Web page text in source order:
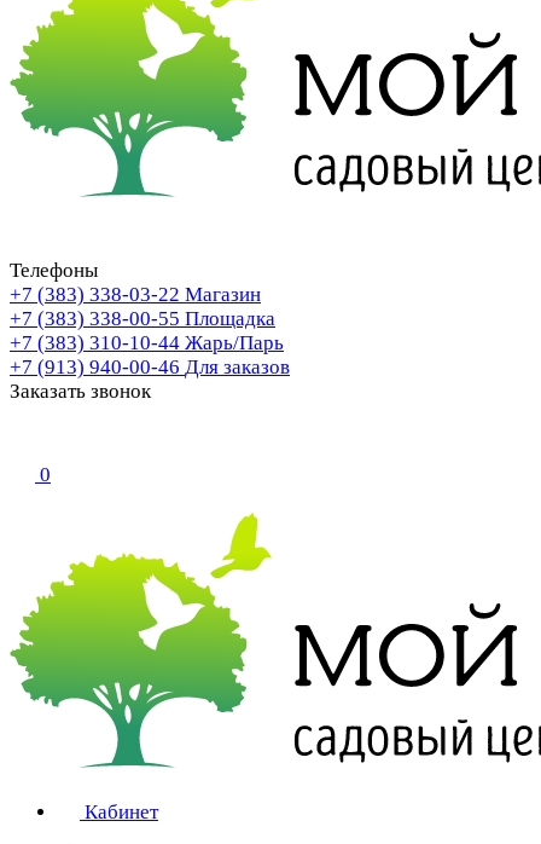
Телефоны
+7 (383) 338-03-22 Магазин
+7 (383) 338-00-55 Площадка
+7 (383) 310-10-44 Жарь/Парь
+7 (913) 940-00-46 Для заказов
Заказать звонок
0
Кабинет